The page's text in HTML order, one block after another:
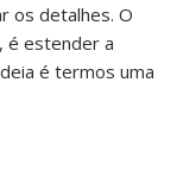
os detalhes. O
é estender a
é termos uma